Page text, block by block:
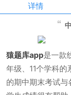
详情
猿题库app是一款
年级、11个学科
的期中期末考试